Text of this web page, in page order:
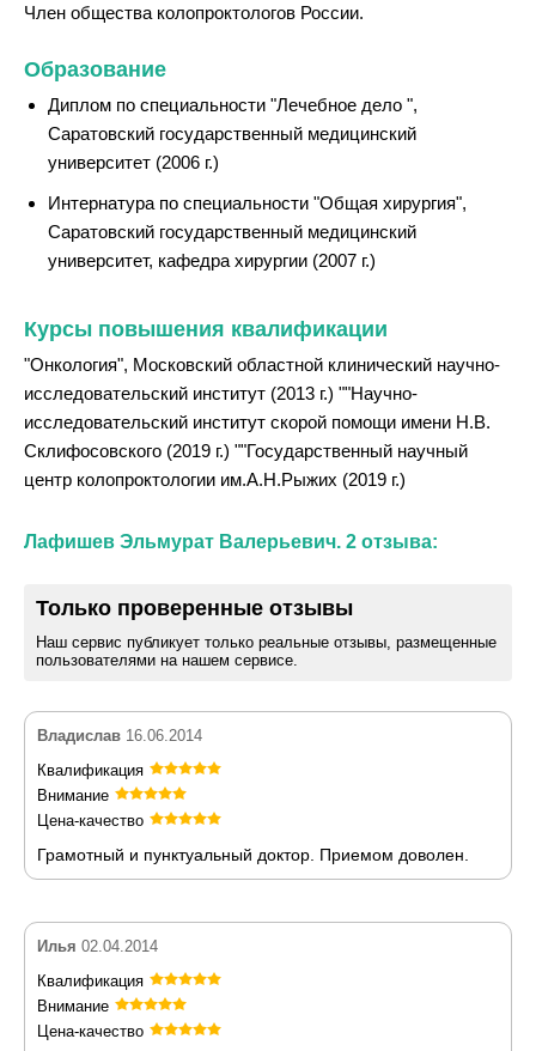
Член общества колопроктологов России.
Образование
Диплом по специальности "Лечебное дело ",
Саратовский государственный медицинский
университет (2006 г.)
Интернатура по специальности "Общая хирургия",
Саратовский государственный медицинский
университет, кафедра хирургии (2007 г.)
Курсы повышения квалификации
"Онкология", Московский областной клинический научно-
исследовательский институт (2013 г.) ""Научно-
исследовательский институт скорой помощи имени Н.В.
Склифосовского (2019 г.) ""Государственный научный
центр колопроктологии им.А.Н.Рыжих (2019 г.)
Лафишев Эльмурат Валерьевич. 2 отзыва:
Только проверенные отзывы
Наш сервис публикует только реальные отзывы, размещенные
пользователями на нашем сервисе.
Владислав 16.06.2014
Квалификация
Внимание
Цена-качество
Грамотный и пунктуальный доктор. Приемом доволен.
Илья 02.04.2014
Квалификация
Внимание
Цена-качество